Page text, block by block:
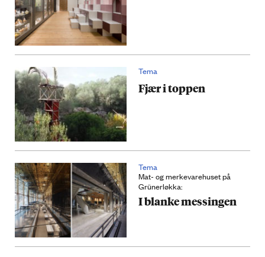
Tema
Fjær i toppen
Tema
Mat- og merkevarehuset på
Grünerløkka:
I blanke messingen